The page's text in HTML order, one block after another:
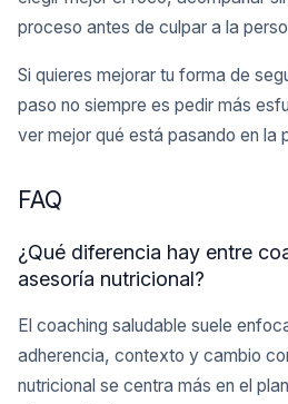
proceso antes de culpar a la
Si quieres mejorar tu forma de
paso no siempre es pedir más
ver mejor qué está pasando en la
FAQ
¿Qué diferencia hay entre
asesoría nutricional?
El coaching saludable suele
adherencia, contexto y cambio
nutricional se centra más en el